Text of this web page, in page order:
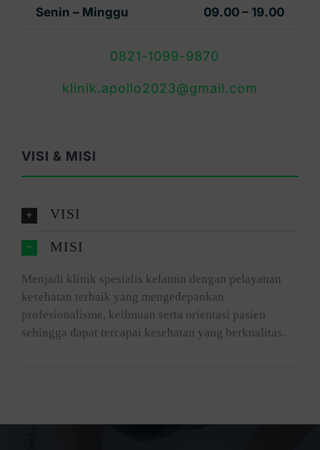
Senin – Minggu 09.00 – 19.00
0821-1099-9870
klinik.apollo2023@gmail.com
VISI & MISI
VISI
MISI
Menjadi klinik spesialis kelamin dengan pelayanan
kesehatan terbaik yang mengedepankan
profesionalisme, keilmuan serta orientasi pasien
sehingga dapat tercapai kesehatan yang berkualitas.